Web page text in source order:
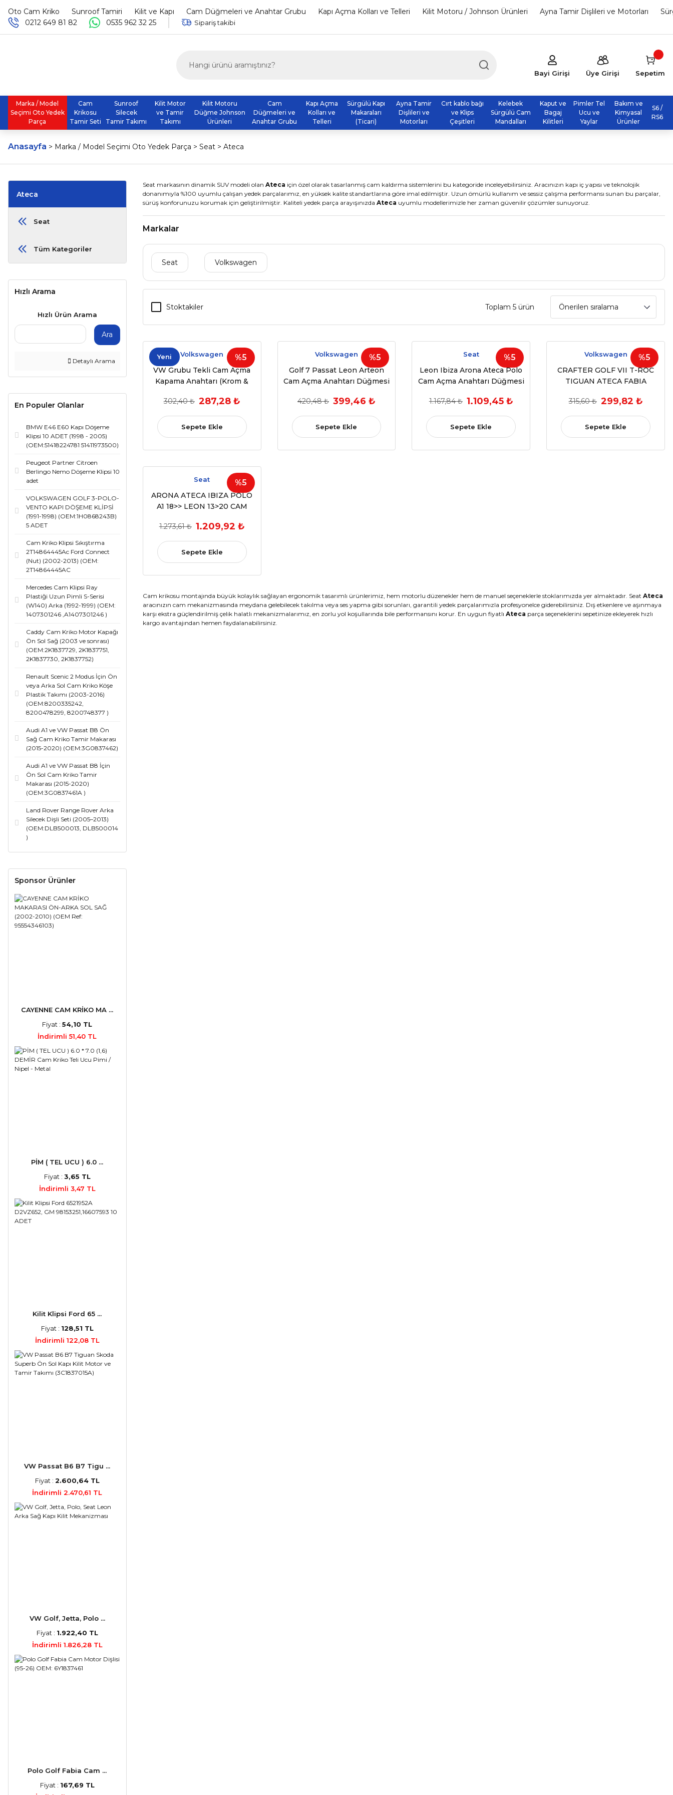
Oto Cam Kriko Sunroof Tamiri Kilit ve Kapı Cam Düğmeleri ve Anahtar Grubu Kapı Açma Kolları ve Telleri Kilit Motoru / Johnson Ürünleri Ayna Tamir Dişlileri ve Motorları
0212 649 81 82
0535 962 32 25 Sipariş takibi
Bayi Girişi Üye Girişi Sepetim
Marka / Model
Seçimi Oto Yedek
Parça
Cam
Krikosu
Tamir Seti
Sunroof
Silecek
Tamir Takımı
Kilit Motor
ve Tamir
Takımı
Kilit Motoru
Düğme Johnson
Ürünleri
Cam
Düğmeleri ve
Anahtar Grubu
Kapı Açma
Kolları ve
Telleri
Sürgülü Kapı
Makaraları
(Ticari)
Ayna Tamir
Dişlileri ve
Motorları
Cırt kablo bağı
ve Klips
Çeşitleri
Kelebek
Sürgülü Cam
Mandalları
Kaput ve
Bagaj
Kilitleri
Pimler Tel
Ucu ve
Yaylar
Bakım ve
Kimyasal
Ürünler
S6 /
RS6
Anasayfa Marka / Model Seçimi Oto Yedek Parça Seat Ateca
Ateca
Seat
Tüm Kategoriler
Hızlı Arama
Hızlı Ürün Arama
Ara
Detaylı Arama
En Populer Olanlar
BMW E46 E60 Kapı Döşeme
Klipsi 10 ADET (1998 - 2005)
(OEM:51418224781 51411973500)
Peugeot Partner Citroen
Berlingo Nemo Döşeme Klipsi 10
adet
VOLKSWAGEN GOLF 3-POLO-
VENTO KAPI DÖŞEME KLİPSİ
(1991-1998) (OEM:1H0868243B)
5 ADET
Cam Kriko Klipsi Sıkıştırma
2T14864445Ac Ford Connect
(Nut) (2002-2013) (OEM:
2T14864445AC
Mercedes Cam Klipsi Ray
Plastiği Uzun Pimli S-Serisi
(W140) Arka (1992-1999) (OEM:
1407301246 ,A1407301246 )
Caddy Cam Kriko Motor Kapağı
Ön Sol Sağ (2003 ve sonrası)
(OEM:2K1837729, 2K1837751,
2K1837730, 2K1837752)
Renault Scenic 2 Modus İçin Ön
veya Arka Sol Cam Kriko Köşe
Plastik Takımı (2003-2016)
(OEM:8200335242,
8200478299, 8200748377 )
Audi A1 ve VW Passat B8 Ön
Sağ Cam Kriko Tamir Makarası
(2015-2020) (OEM:3G0837462)
Audi A1 ve VW Passat B8 İçin
Ön Sol Cam Kriko Tamir
Makarası (2015-2020)
(OEM:3G0837461A )
Land Rover Range Rover Arka
Silecek Dişli Seti (2005–2013)
(OEM:DLB500013, DLB500014
)
Sponsor Ürünler
CAYENNE CAM KRİKO MA ...
Fiyat :54,10 TL
İndirimli 51,40 TL
PİM ( TEL UCU ) 6.0 ...
Fiyat : 3,65 TL
İndirimli 3,47 TL
Kilit Klipsi Ford 65 ...
Fiyat : 128,51 TL
İndirimli 122,08 TL
VW Passat B6 B7 Tigu ...
Fiyat : 2.600,64 TL
İndirimli 2.470,61 TL
VW Golf, Jetta, Polo ...
Fiyat : 1.922,40 TL
İndirimli 1.826,28 TL
Polo Golf Fabia Cam ...
Fiyat : 167,69 TL
Seat markasının dinamik SUV modeli olan Ateca için özel olarak tasarlanmış cam kaldırma sistemlerini bu kategoride inceleyebilirsiniz. Aracınızın kapı iç yapısı ve teknolojik
donanımıyla %100 uyumlu çalışan yedek parçalarımız, en yüksek kalite standartlarına göre imal edilmiştir. Uzun ömürlü kullanım ve sessiz çalışma performansı sunan bu parçalar,
sürüş konforunuzu korumak için geliştirilmiştir. Kaliteli yedek parça arayışınızda Ateca uyumlu modellerimizle her zaman güvenilir çözümler sunuyoruz.
Markalar
Seat Volkswagen
Stoktakiler Toplam 5 ürün
%5
Yeni Volkswagen
VW Grubu Tekli Cam Açma
Kapama Anahtarı (Krom &
T-Roc, Crafter, Ateca, Superb
Uyumlu (OEM 5G0959855F /
5G0959855L)
302,40 ₺ 287,28 ₺
Sepete Ekle
%5
Volkswagen
Golf 7 Passat Leon Arteon
Cam Açma Anahtarı Düğmesi
420,48 ₺ 399,46 ₺
Sepete Ekle
%5
Seat
Leon Ibiza Arona Ateca Polo
Cam Açma Anahtarı Düğmesi
1.167,84 ₺ 1.109,45 ₺
Sepete Ekle
%5
Volkswagen
CRAFTER GOLF VII T-ROC
TIGUAN ATECA FABIA
KAMIQ SUPERB
(5G0959855D
5G0959855K)CAM ACMA
KAPAMA ANAHTARI SAG ON
315,60 ₺ 299,82 ₺
Sepete Ekle
%5
Seat
ARONA ATECA IBIZA POLO
A1 18>> LEON 13>20 CAM
4LU KROM KIRMIZI ISIK
(OEM:5G0 959 857G)
1.273,61 ₺ 1.209,92 ₺
Sepete Ekle
Cam krikosu montajında büyük kolaylık sağlayan ergonomik tasarımlı ürünlerimiz, hem motorlu düzenekler hem de manuel seçeneklerle stoklarımızda yer almaktadır. Seat Ateca
aracınızın cam mekanizmasında meydana gelebilecek takılma veya ses yapma gibi sorunları, garantili yedek parçalarımızla profesyonelce giderebilirsiniz. Dış etkenlere ve aşınmaya
karşı ekstra güçlendirilmiş çelik halatlı mekanizmalarımız, en zorlu yol koşullarında bile performansını korur. En uygun fiyatlı Ateca parça seçeneklerini sepetinize ekleyerek hızlı
kargo avantajından hemen faydalanabilirsiniz.